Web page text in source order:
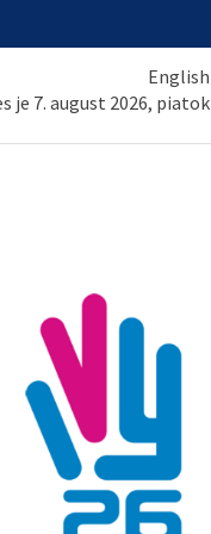
English
je 7. august 2026, piatok